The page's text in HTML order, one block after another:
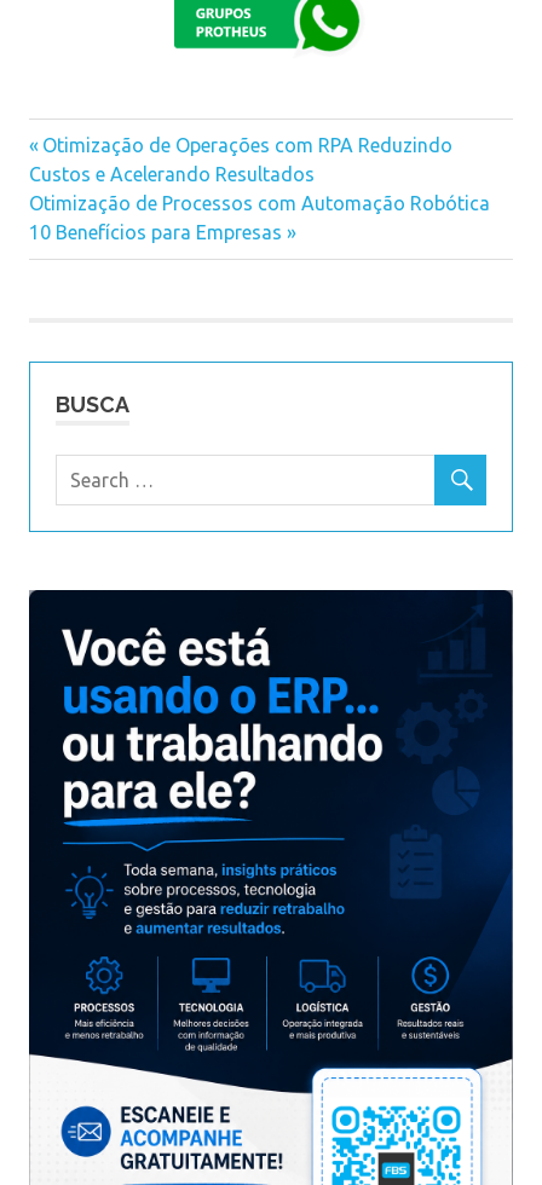
Navegação
de
Post
Previous
Post:
Otimização de Operações com RPA Reduzindo
Custos e Acelerando Resultados
Next
Post:
Otimização de Processos com Automação Robótica
10 Benefícios para Empresas
BUSCA